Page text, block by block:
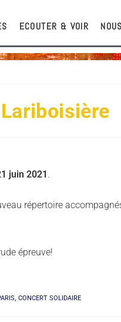
ECOUTER & VOIR
juin 2021 .
répertoire
épreuve!
, CONCERT SOLIDAIRE